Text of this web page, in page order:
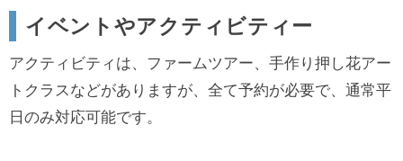
イベントやアクティビティー
アクティビティは、ファームツアー、手作り押し花アー
トクラスなどがありますが、全て予約が必要で、通常平
日のみ対応可能です。